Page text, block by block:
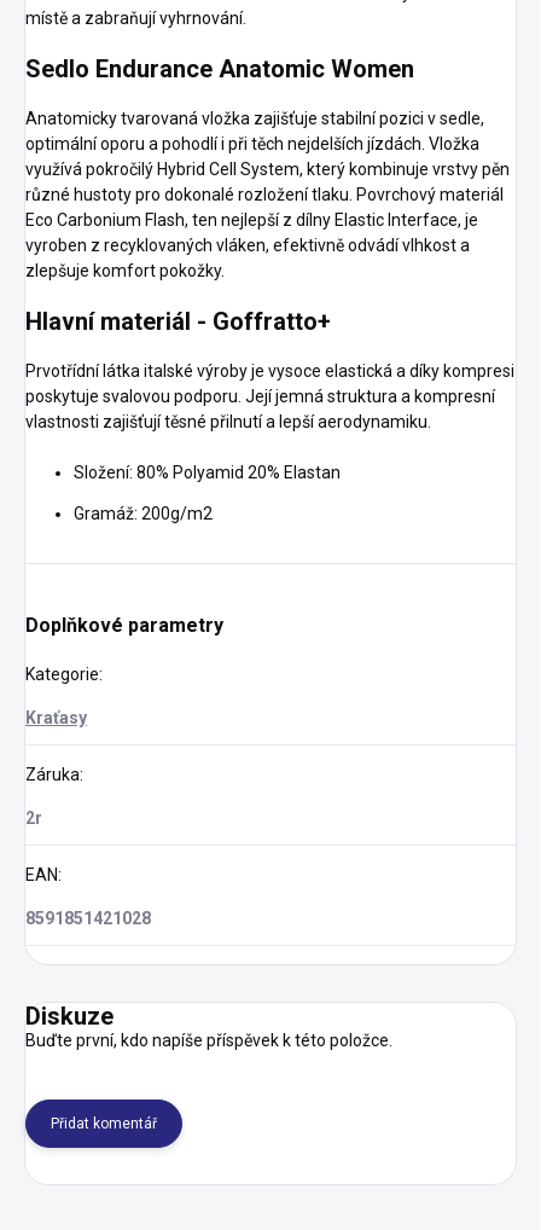
místě a zabraňují vyhrnování.
Sedlo Endurance Anatomic Women
Anatomicky tvarovaná vložka zajišťuje stabilní pozici v sedle,
optimální oporu a pohodlí i při těch nejdelších jízdách. Vložka
využívá pokročilý Hybrid Cell System, který kombinuje vrstvy pěn
různé hustoty pro dokonalé rozložení tlaku. Povrchový materiál
Eco Carbonium Flash, ten nejlepší z dílny Elastic Interface, je
vyroben z recyklovaných vláken, efektivně odvádí vlhkost a
zlepšuje komfort pokožky.
Hlavní materiál - Goffratto+
Prvotřídní látka italské výroby je vysoce elastická a díky kompresi
poskytuje svalovou podporu. Její jemná struktura a kompresní
vlastnosti zajišťují těsné přilnutí a lepší aerodynamiku.
Složení: 80% Polyamid 20% Elastan
Gramáž: 200g/m2
Doplňkové parametry
Kategorie:
Kraťasy
Záruka:
2r
EAN:
8591851421028
Diskuze
Buďte první, kdo napíše příspěvek k této položce.
Přidat komentář